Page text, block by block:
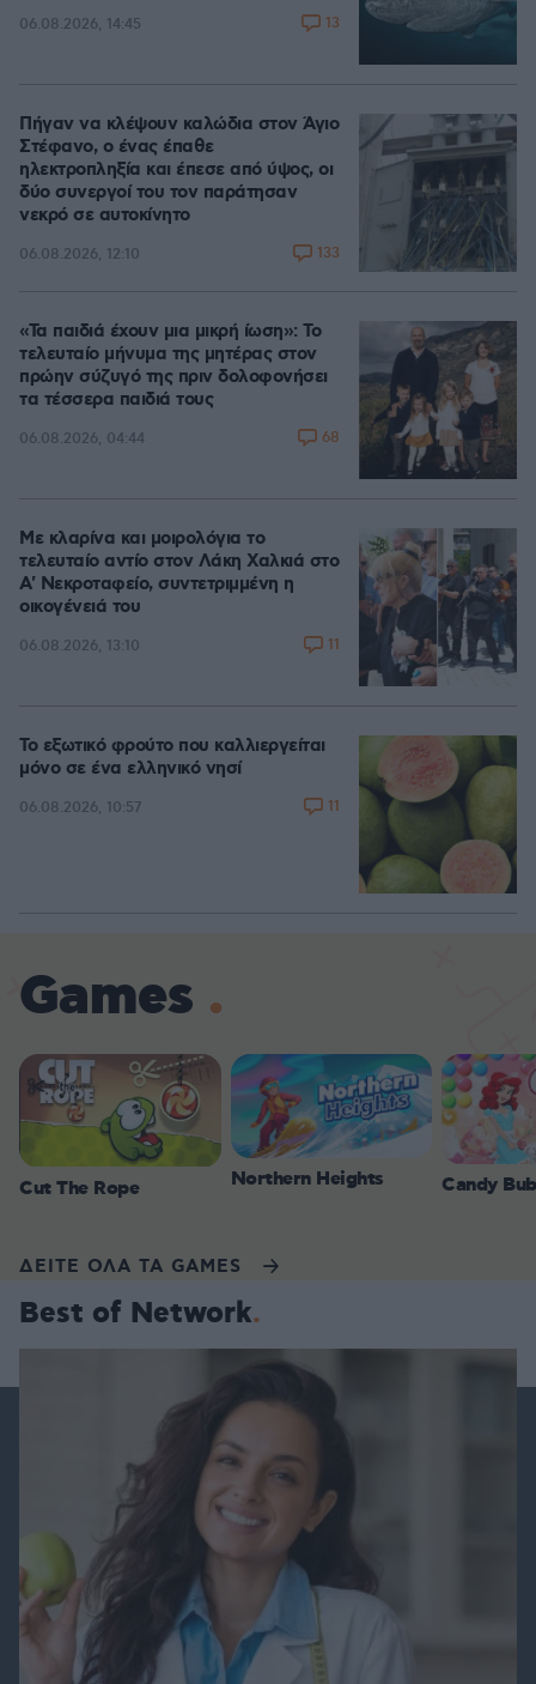
06.08.2026, 14:45 13
Πήγαν να κλέψουν καλώδια στον Άγιο
Στέφανο, ο ένας έπαθε
ηλεκτροπληξία και έπεσε από ύψος, οι
δύο συνεργοί του τον παράτησαν
νεκρό σε αυτοκίνητο
06.08.2026, 12:10 133
«Τα παιδιά έχουν μια μικρή ίωση»: Το
τελευταίο μήνυμα της μητέρας στον
πρώην σύζυγό της πριν δολοφονήσει
τα τέσσερα παιδιά τους
06.08.2026, 04:44 68
Με κλαρίνα και μοιρολόγια το
τελευταίο αντίο στον Λάκη Χαλκιά στο
A' Νεκροταφείο, συντετριμμένη η
οικογένειά του
06.08.2026, 13:10 11
Το εξωτικό φρούτο που καλλιεργείται
μόνο σε ένα ελληνικό νησί
06.08.2026, 10:57 11
Games
Cut The Rope Northern Heights Candy
ΔΕΙΤΕ ΟΛΑ ΤΑ GAMES
Best of Network